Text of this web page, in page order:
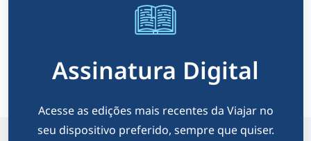
Assinatura Digital
Acesse as edições mais recentes da Viajar no
seu dispositivo preferido, sempre que quiser.